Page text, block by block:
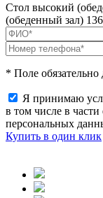
Стол высокий
(обеденный зал)
* Поле обязательно
Я принимаю
в том числе в
персональных
Купить в один клик